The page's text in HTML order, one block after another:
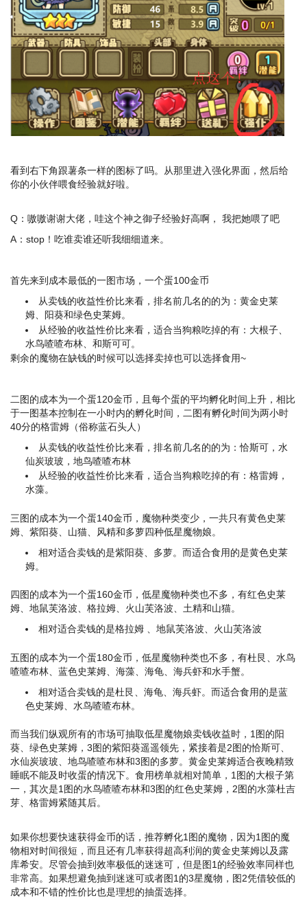
看到右下角跟薯条一样的图标了吗。从那里进入强化界面，然后给
你的小伙伴喂食经验就好啦。
Q：嗷嗷谢谢大佬，哇这个神之御子经验好高啊， 我把她喂了吧
A：stop！吃谁卖谁还听我细细道来。
首先来到成本最低的一图市场，一个蛋100金币
从卖钱的收益性价比来看，排名前几名的的为：黄金史莱
姆、阳葵和绿色史莱姆。
从经验的收益性价比来看，适合当狗粮吃掉的有：大根子、
水鸟喳喳布林、和斯可可。
剩余的魔物在缺钱的时候可以选择卖掉也可以选择食用~
二图的成本为一个蛋120金币，且每个蛋的平均孵化时间上升，相比
于一图基本控制在一小时内的孵化时间，二图有孵化时间为两小时
40分的格雷姆（俗称蓝石头人）
从卖钱的收益性价比来看，排名前几名的的为：恰斯可，水
仙炭玻玻，地鸟喳喳布林
从经验的收益性价比来看，适合当狗粮吃掉的有：格雷姆，
水藻。
三图的成本为一个蛋140金币，魔物种类变少，一共只有黄色史莱
姆、紫阳葵、山猫、风精和多萝四种低星魔物娘。
相对适合卖钱的是紫阳葵、多萝。而适合食用的是黄色史莱
姆。
四图的成本为一个蛋160金币，低星魔物种类也不多，有红色史莱
姆、地鼠芙洛波、格拉姆、火山芙洛波、土精和山猫。
相对适合卖钱的是格拉姆 、地鼠芙洛波、火山芙洛波
五图的成本为一个蛋180金币，低星魔物种类也不多，有杜艮、水鸟
喳喳布林、蓝色史莱姆、海藻、海龟、海兵虾和水手蟹。
相对适合卖钱的是杜艮、海龟、海兵虾。而适合食用的是蓝
色史莱姆、水鸟喳喳布林。
而当我们纵观所有的市场可抽取低星魔物娘卖钱收益时，1图的阳
葵、绿色史莱姆，3图的紫阳葵遥遥领先，紧接着是2图的恰斯可、
水仙炭玻玻、地鸟喳喳布林和3图的多萝。黄金史莱姆适合夜晚精致
睡眠不能及时收蛋的情况下。食用榜单就相对简单，1图的大根子第
一，其次是1图的水鸟喳喳布林和3图的红色史莱姆，2图的水藻杜吉
芽、格雷姆紧随其后。
如果你想要快速获得金币的话，推荐孵化1图的魔物，因为1图的魔
物相对时间很短，而且还有几率获得超高利润的黄金史莱姆以及露
库希安。尽管会抽到效率极低的迷迷可，但是图1的经验效率同样也
非常高。如果想避免抽到迷迷可或者图1的3星魔物，图2凭借较低的
成本和不错的性价比也是理想的抽蛋选择。